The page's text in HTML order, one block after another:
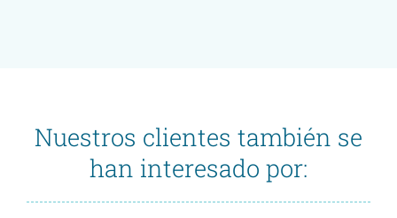
Nuestros clientes también se
han interesado por: